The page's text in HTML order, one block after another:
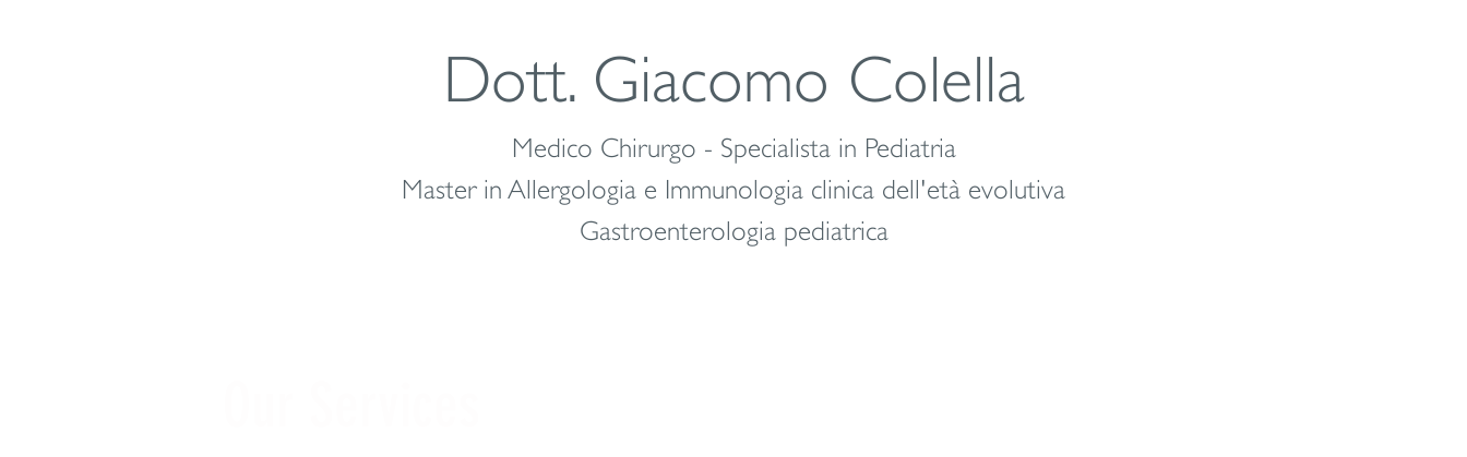
Dott. Giacomo Colella
Medico Chirurgo - Specialista in Pediatria
Master in Allergologia e Immunologia clinica dell'età evolutiva
Gastroenterologia pediatrica